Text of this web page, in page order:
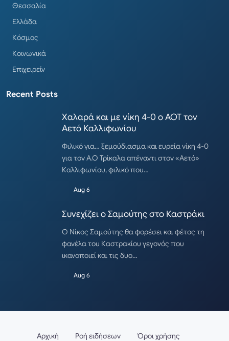
Θεσσαλία
Ελλάδα
Κόσμος
Κοινωνικά
Επιχειρείν
Recent Posts
Χαλαρά και με νίκη 4-0 ο ΑΟΤ τον
Αετό Καλλιφωνίου
Φιλικό για… ξεμούδιασμα και ευρεία νίκη 4-0
για τον Α.Ο Τρίκαλα απέναντι στον «Αετό»
Καλλιφωνίου, φιλικό που…
Aug 6
Συνεχίζει ο Σαμούτης στο Καστράκι
Ο Νίκος Σαμούτης θα φορέσει και φέτος τη
φανέλα του Καστρακίου γεγονός που
ικανοποιεί και τις δυο…
Aug 6
Αρχική Ροή ειδήσεων Όροι χρήσης